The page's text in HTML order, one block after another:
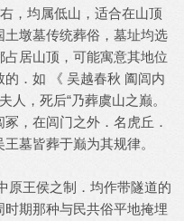
，均属低山，适合在山顶
墩墓传统葬俗，墓址均选
居山顶，可能寓意其地位
．如 《 吴越春秋 阖闾内
人，死后“乃葬虞山之巅。
冢，在闾门之外．名虎丘．
墓皆葬于巅为其规律。
王侯之制．均作带隧道的
期那种与民共俗平地掩埋